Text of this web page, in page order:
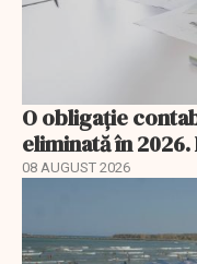
O obligație
eliminată în
08 AUGUST 2026